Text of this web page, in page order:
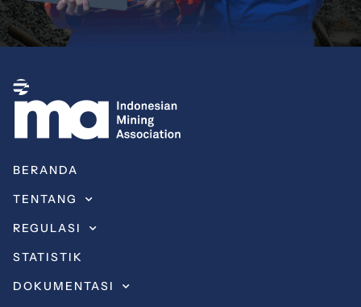
BERANDA
TENTANG
REGULASI
STATISTIK
DOKUMENTASI